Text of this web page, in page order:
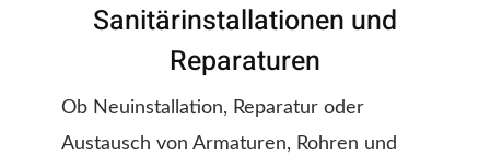
Sanitärinstallationen und
Reparaturen
Ob Neuinstallation, Reparatur oder
Austausch von Armaturen, Rohren und